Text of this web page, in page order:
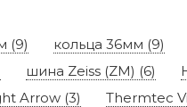
(9) кольца 36мм (9)
шина Zeiss (ZM) (6)
Arrow (3)
Thermtec